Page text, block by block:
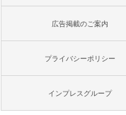
広告掲載のご案内
プライバシーポリシー
インプレスグループ